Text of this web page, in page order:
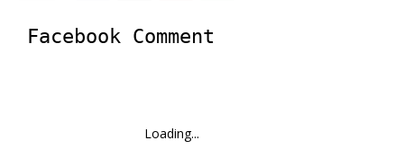
Facebook Comment
Loading...